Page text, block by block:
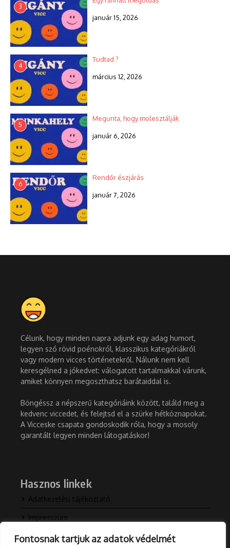
Fontosnak tartjuk az adatok védelmét
3
január 15, 2026
4
Tudtad ?
március 12, 2026
5
Megunta, hogy molesztálják
január 6, 2026
6
Rendőr észjárás
január 7, 2026
Célunk, hogy minden napra adjunk egy adag humort,
legyen szó rövid poénokról, klasszikus kategóriákról
vagy modern vicces történetekről. Nálunk nem kell
keresgélned a jókedvet: válogatott tartalmakkal várunk,
amiket könnyen megoszthatsz barátaiddal is.
Böngéssz a népszerű kategóriáink között, találd meg a
kedvenc viccedet, és felejtsd el a szürke hétköznapokat.
A Vicceske csapata gondoskodik róla, hogy a mosoly
garantált legyen minden látogatáskor!
Hasznos linkek
Adatkezelési tájékoztató
Impresszum
Kapcsolat